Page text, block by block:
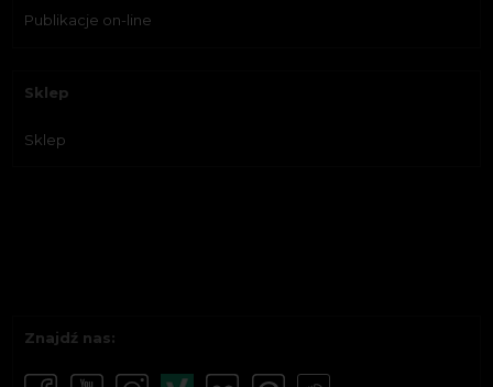
Publikacje on-line
Sklep
Sklep
Znajdź nas: